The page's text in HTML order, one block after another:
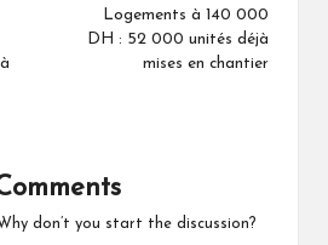
Logements à 140 000
DH : 52 000 unités déjà
mises en chantier
don’t you start the discussion?